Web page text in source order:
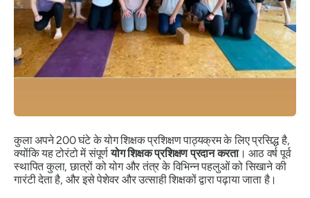
कुला अपने 200 घंटे के योग शिक्षक प्रशिक्षण पाठ्यक्रम के लिए प्रसिद्ध है,
क्योंकि यह टोरंटो में संपूर्णयोग शिक्षक प्रशिक्षण प्रदान करता। आठ वर्ष पूर्व
स्थापित कुला, छात्रों को योग और तंत्र के विभिन्न पहलुओं को सिखाने की
गारंटी देता है, और इसे पेशेवर और उत्साही शिक्षकों द्वारा पढ़ाया जाता है।